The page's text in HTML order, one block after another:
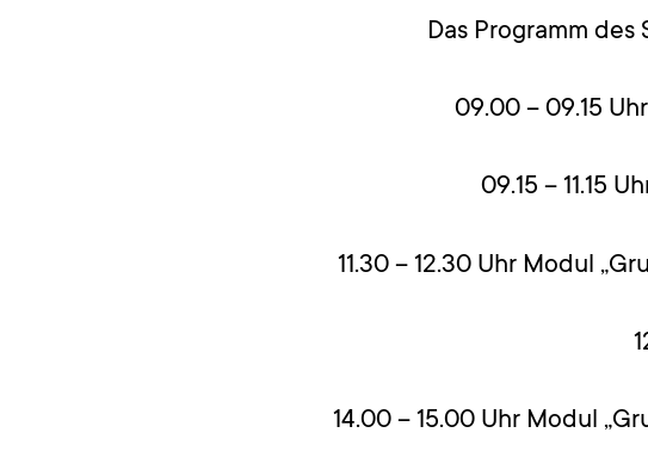
Das Programm
09.00 – 09.15
09.15 – 11.15
11.30 – 12.30 Uhr Modul
14.00 – 15.00 Uhr Modul